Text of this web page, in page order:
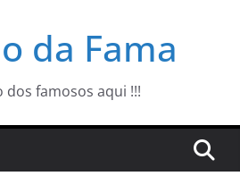
da Fama
dos famosos aqui !!!